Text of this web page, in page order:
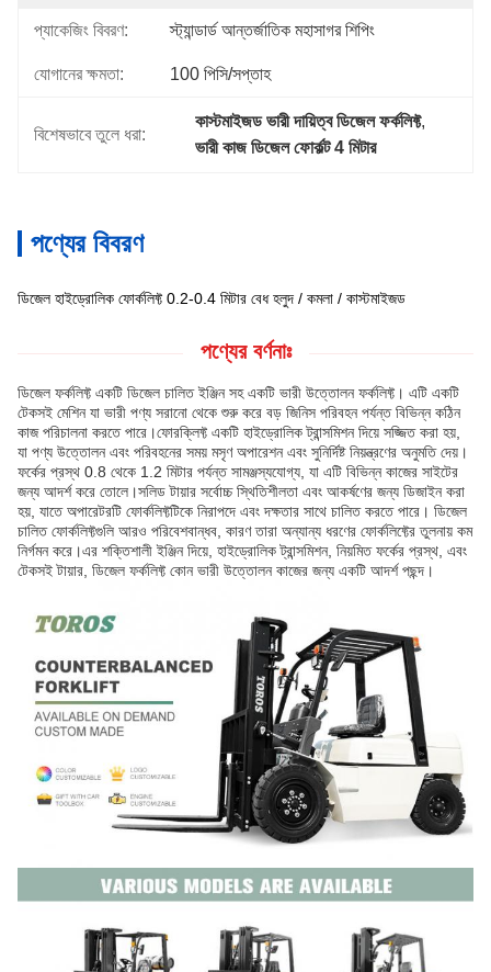
প্যাকেজিং বিবরণ: স্ট্যান্ডার্ড আন্তর্জাতিক মহাসাগর শিপিং
যোগানের ক্ষমতা: 100 পিসি/সপ্তাহ
বিশেষভাবে তুলে ধরা:
কাস্টমাইজড ভারী দায়িত্ব ডিজেল ফর্কলিফ্ট,
ভারী কাজ ডিজেল ফোর্কল্ট 4 মিটার
পণ্যের বিবরণ
ডিজেল হাইড্রোলিক ফোর্কলিফ্ট 0.2-0.4 মিটার বেধ হলুদ / কমলা / কাস্টমাইজড
পণ্যের বর্ণনাঃ
ডিজেল ফর্কলিফ্ট একটি ডিজেল চালিত ইঞ্জিন সহ একটি ভারী উত্তোলন ফর্কলিফ্ট। এটি একটি
টেকসই মেশিন যা ভারী পণ্য সরানো থেকে শুরু করে বড় জিনিস পরিবহন পর্যন্ত বিভিন্ন কঠিন
কাজ পরিচালনা করতে পারে।ফোরক্লিফ্ট একটি হাইড্রোলিক ট্রান্সমিশন দিয়ে সজ্জিত করা হয়,
যা পণ্য উত্তোলন এবং পরিবহনের সময় মসৃণ অপারেশন এবং সুনির্দিষ্ট নিয়ন্ত্রণের অনুমতি দেয়।
ফর্কের প্রস্থ 0.8 থেকে 1.2 মিটার পর্যন্ত সামঞ্জস্যযোগ্য, যা এটি বিভিন্ন কাজের সাইটের
জন্য আদর্শ করে তোলে।সলিড টায়ার সর্বোচ্চ স্থিতিশীলতা এবং আকর্ষণের জন্য ডিজাইন করা
হয়, যাতে অপারেটরটি ফোর্কলিফ্টটিকে নিরাপদে এবং দক্ষতার সাথে চালিত করতে পারে। ডিজেল
চালিত ফোর্কলিফ্টগুলি আরও পরিবেশবান্ধব, কারণ তারা অন্যান্য ধরণের ফোর্কলিফ্টের তুলনায় কম
নির্গমন করে।এর শক্তিশালী ইঞ্জিন দিয়ে, হাইড্রোলিক ট্রান্সমিশন, নিয়মিত ফর্কের প্রস্থ, এবং
টেকসই টায়ার, ডিজেল ফর্কলিফ্ট কোন ভারী উত্তোলন কাজের জন্য একটি আদর্শ পছন্দ।